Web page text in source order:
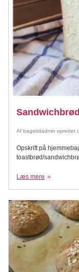
Sandwichbrød
Af bagetidadmin oprettet
Opskrift på
toastbrød/
med deres bud på
Læs mere